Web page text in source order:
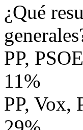
¿Qué
PP,
11%
PP, Vox,